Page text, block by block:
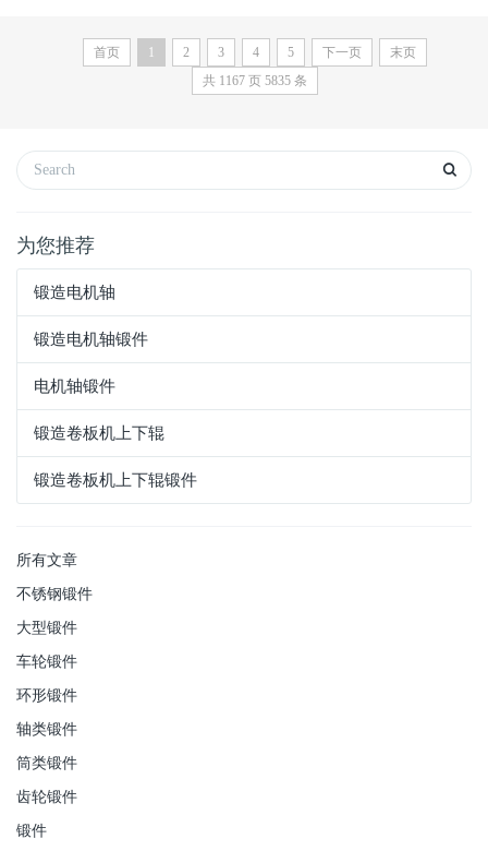
首页 1 2 3 4 5 下一页
末页
共 1167 页 5835 条
为您推荐
锻造电机轴
锻造电机轴锻件
电机轴锻件
锻造卷板机上下辊
锻造卷板机上下辊锻件
所有文章
不锈钢锻件
大型锻件
车轮锻件
环形锻件
轴类锻件
筒类锻件
齿轮锻件
锻件